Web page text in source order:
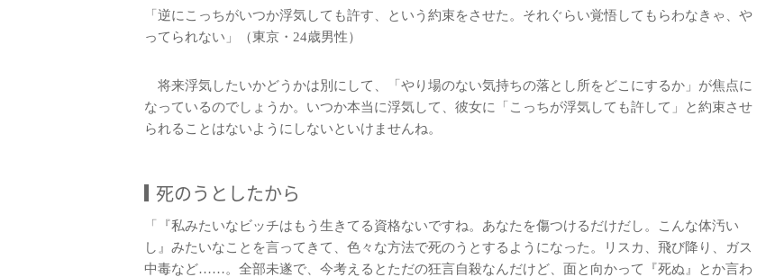
「逆にこっちがいつか浮気しても許す、という約束をさせた。それぐらい覚悟してもらわなきゃ、や
ってられない」（東京・24歳男性）
将来浮気したいかどうかは別にして、「やり場のない気持ちの落とし所をどこにするか」が焦点に
なっているのでしょうか。いつか本当に浮気して、彼女に「こっちが浮気しても許して」と約束させ
られることはないようにしないといけませんね。
死のうとしたから
「『私みたいなビッチはもう生きてる資格ないですね。あなたを傷つけるだけだし。こんな体汚い
し』みたいなことを言ってきて、色々な方法で死のうとするようになった。リスカ、飛び降り、ガス
中毒など……。全部未遂で、今考えるとただの狂言自殺なんだけど、面と向かって『死ぬ』とか言わ